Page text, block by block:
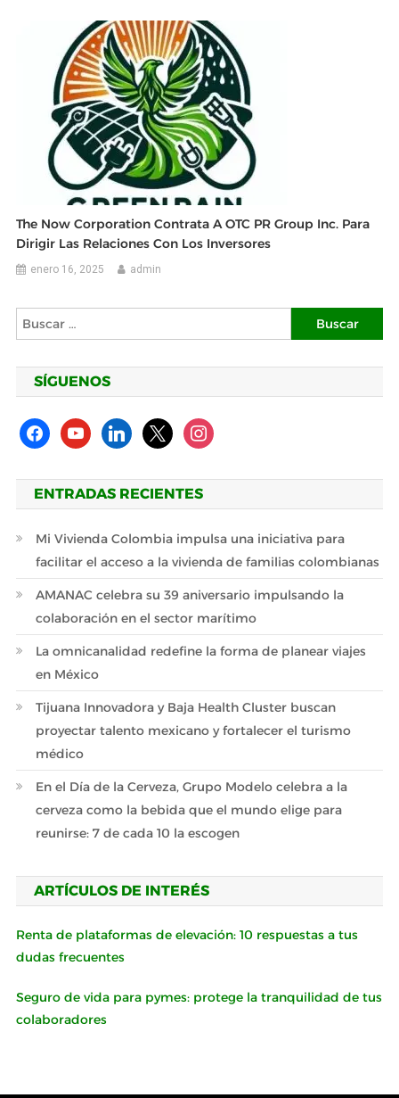
The Now Corporation Contrata A OTC PR Group Inc. Para
Dirigir Las Relaciones Con Los Inversores
enero 16, 2025 admin
Buscar:
SÍGUENOS
facebookyoutubelinkedin
x instagram
ENTRADAS RECIENTES
Mi Vivienda Colombia impulsa una iniciativa para
facilitar el acceso a la vivienda de familias colombianas
AMANAC celebra su 39 aniversario impulsando la
colaboración en el sector marítimo
La omnicanalidad redefine la forma de planear viajes
en México
Tijuana Innovadora y Baja Health Cluster buscan
proyectar talento mexicano y fortalecer el turismo
médico
En el Día de la Cerveza, Grupo Modelo celebra a la
cerveza como la bebida que el mundo elige para
reunirse: 7 de cada 10 la escogen
ARTÍCULOS DE INTERÉS
Renta de plataformas de elevación: 10 respuestas a tus
dudas frecuentes
Seguro de vida para pymes: protege la tranquilidad de tus
colaboradores